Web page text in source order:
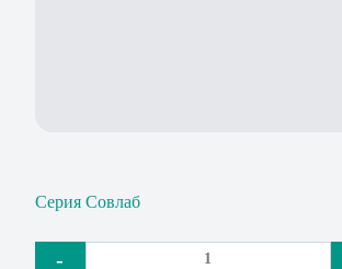
Серия Совлаб
-